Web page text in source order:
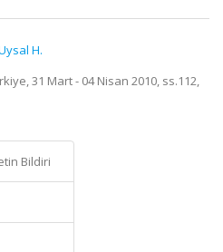
H.
31 Mart - 04 Nisan 2010, ss.112,
Bildiri